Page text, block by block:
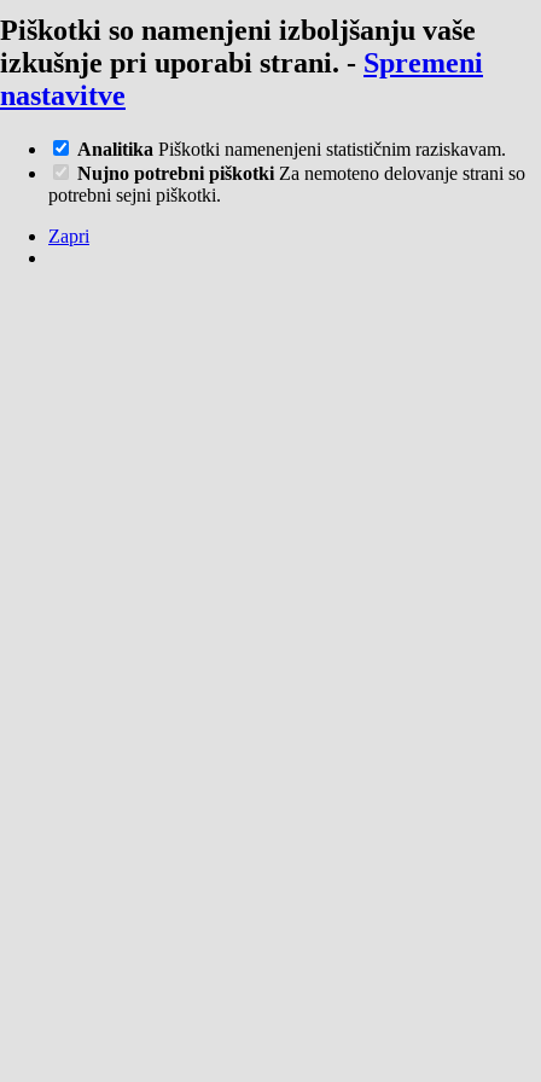
Piškotki so namenjeni izboljšanju vaše
izkušnje pri uporabi strani. - Spremeni
nastavitve
Analitika Piškotki namenenjeni statističnim raziskavam.
Nujno potrebni piškotki Za nemoteno delovanje strani so
potrebni sejni piškotki.
Zapri